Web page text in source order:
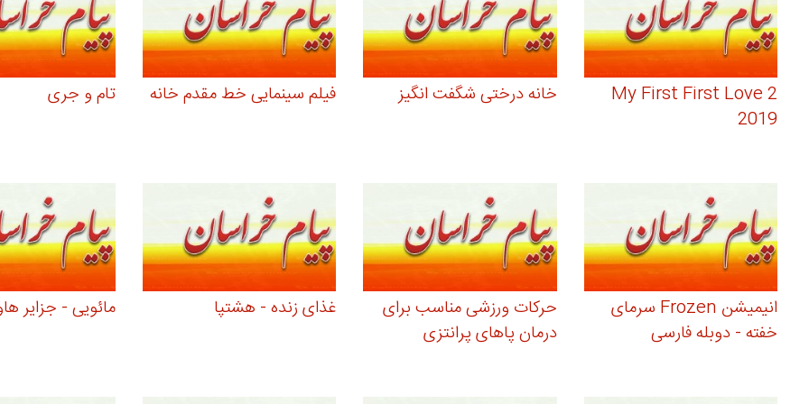
My First First Love 2
2019
خانه درختی شگفت انگیز فیلم سینمایی خط مقدم خانه تام و جری
انیمیشن Frozen سرمای
خفته - دوبله فارسی
حرکات ورزشی مناسب برای
درمان پاهای پرانتزی
غذای زنده - هشتپا مائویی - جزایر